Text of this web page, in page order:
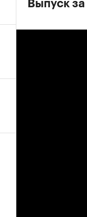
Выпуск